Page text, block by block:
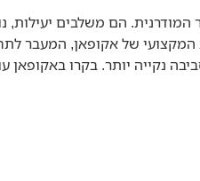
הם משלבים יעילות,
של אקופאן, המעבר